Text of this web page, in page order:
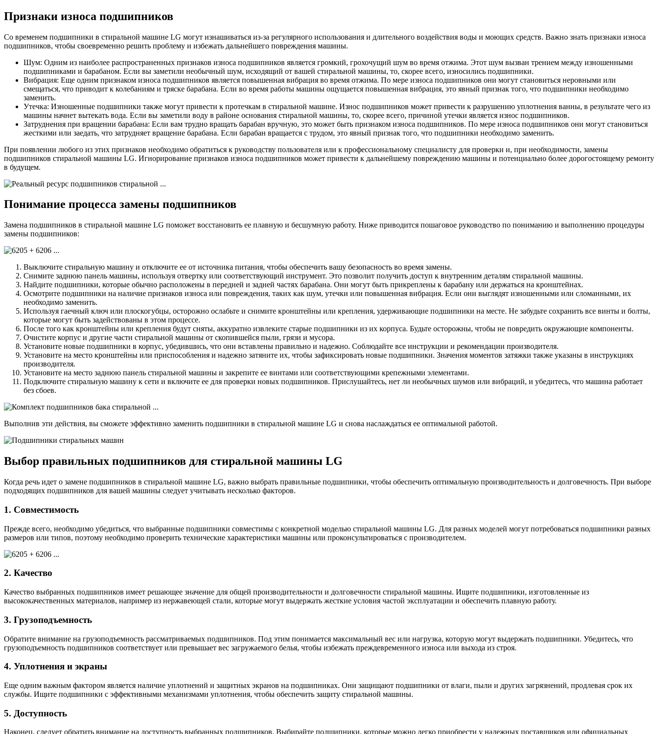
Признаки износа подшипников
Со временем подшипники в стиральной машине LG могут изнашиваться из-за регулярного использования и длительного воздействия воды и моющих средств. Важно знать признаки износа
подшипников, чтобы своевременно решить проблему и избежать дальнейшего повреждения машины.
Шум: Одним из наиболее распространенных признаков износа подшипников является громкий, грохочущий шум во время отжима. Этот шум вызван трением между изношенными
подшипниками и барабаном. Если вы заметили необычный шум, исходящий от вашей стиральной машины, то, скорее всего, износились подшипники.
Вибрация: Еще одним признаком износа подшипников является повышенная вибрация во время отжима. По мере износа подшипников они могут становиться неровными или
смещаться, что приводит к колебаниям и тряске барабана. Если во время работы машины ощущается повышенная вибрация, это явный признак того, что подшипники необходимо
заменить.
Утечка: Изношенные подшипники также могут привести к протечкам в стиральной машине. Износ подшипников может привести к разрушению уплотнения ванны, в результате чего из
машины начнет вытекать вода. Если вы заметили воду в районе основания стиральной машины, то, скорее всего, причиной утечки является износ подшипников.
Затруднения при вращении барабана: Если вам трудно вращать барабан вручную, это может быть признаком износа подшипников. По мере износа подшипников они могут становиться
жесткими или заедать, что затрудняет вращение барабана. Если барабан вращается с трудом, это явный признак того, что подшипники необходимо заменить.
При появлении любого из этих признаков необходимо обратиться к руководству пользователя или к профессиональному специалисту для проверки и, при необходимости, замены
подшипников стиральной машины LG. Игнорирование признаков износа подшипников может привести к дальнейшему повреждению машины и потенциально более дорогостоящему ремонту
в будущем.
Понимание процесса замены подшипников
Замена подшипников в стиральной машине LG поможет восстановить ее плавную и бесшумную работу. Ниже приводится пошаговое руководство по пониманию и выполнению процедуры
замены подшипников:
Выключите стиральную машину и отключите ее от источника питания, чтобы обеспечить вашу безопасность во время замены.
Снимите заднюю панель машины, используя отвертку или соответствующий инструмент. Это позволит получить доступ к внутренним деталям стиральной машины.
Найдите подшипники, которые обычно расположены в передней и задней частях барабана. Они могут быть прикреплены к барабану или держаться на кронштейнах.
Осмотрите подшипники на наличие признаков износа или повреждения, таких как шум, утечки или повышенная вибрация. Если они выглядят изношенными или сломанными, их
необходимо заменить.
Используя гаечный ключ или плоскогубцы, осторожно ослабьте и снимите кронштейны или крепления, удерживающие подшипники на месте. Не забудьте сохранить все винты и болты,
которые могут быть задействованы в этом процессе.
После того как кронштейны или крепления будут сняты, аккуратно извлеките старые подшипники из их корпуса. Будьте осторожны, чтобы не повредить окружающие компоненты.
Очистите корпус и другие части стиральной машины от скопившейся пыли, грязи и мусора.
Установите новые подшипники в корпус, убедившись, что они вставлены правильно и надежно. Соблюдайте все инструкции и рекомендации производителя.
Установите на место кронштейны или приспособления и надежно затяните их, чтобы зафиксировать новые подшипники. Значения моментов затяжки также указаны в инструкциях
производителя.
Установите на место заднюю панель стиральной машины и закрепите ее винтами или соответствующими крепежными элементами.
Подключите стиральную машину к сети и включите ее для проверки новых подшипников. Прислушайтесь, нет ли необычных шумов или вибраций, и убедитесь, что машина работает
без сбоев.
Выполнив эти действия, вы сможете эффективно заменить подшипники в стиральной машине LG и снова наслаждаться ее оптимальной работой.
Выбор правильных подшипников для стиральной машины LG
Когда речь идет о замене подшипников в стиральной машине LG, важно выбрать правильные подшипники, чтобы обеспечить оптимальную производительность и долговечность. При выборе
подходящих подшипников для вашей машины следует учитывать несколько факторов.
1. Совместимость
Прежде всего, необходимо убедиться, что выбранные подшипники совместимы с конкретной моделью стиральной машины LG. Для разных моделей могут потребоваться подшипники разных
размеров или типов, поэтому необходимо проверить технические характеристики машины или проконсультироваться с производителем.
2. Качество
Качество выбранных подшипников имеет решающее значение для общей производительности и долговечности стиральной машины. Ищите подшипники, изготовленные из
высококачественных материалов, например из нержавеющей стали, которые могут выдержать жесткие условия частой эксплуатации и обеспечить плавную работу.
3. Грузоподъемность
Обратите внимание на грузоподъемность рассматриваемых подшипников. Под этим понимается максимальный вес или нагрузка, которую могут выдержать подшипники. Убедитесь, что
грузоподъемность подшипников соответствует или превышает вес загружаемого белья, чтобы избежать преждевременного износа или выхода из строя.
4. Уплотнения и экраны
Еще одним важным фактором является наличие уплотнений и защитных экранов на подшипниках. Они защищают подшипники от влаги, пыли и других загрязнений, продлевая срок их
службы. Ищите подшипники с эффективными механизмами уплотнения, чтобы обеспечить защиту стиральной машины.
5. Доступность
Наконец, следует обратить внимание на доступность выбранных подшипников. Выбирайте подшипники, которые можно легко приобрести у надежных поставщиков или официальных